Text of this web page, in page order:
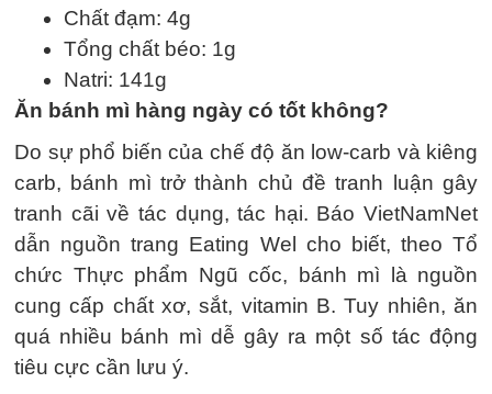
Chất đạm: 4g
Tổng chất béo: 1g
Natri: 141g
Ăn bánh mì hàng ngày có tốt không?
Do sự phổ biến của chế độ ăn low-carb và kiêng
carb, bánh mì trở thành chủ đề tranh luận gây
tranh cãi về tác dụng, tác hại. Báo VietNamNet
dẫn nguồn trang Eating Wel cho biết, theo Tổ
chức Thực phẩm Ngũ cốc, bánh mì là nguồn
cung cấp chất xơ, sắt, vitamin B. Tuy nhiên, ăn
quá nhiều bánh mì dễ gây ra một số tác động
tiêu cực cần lưu ý.